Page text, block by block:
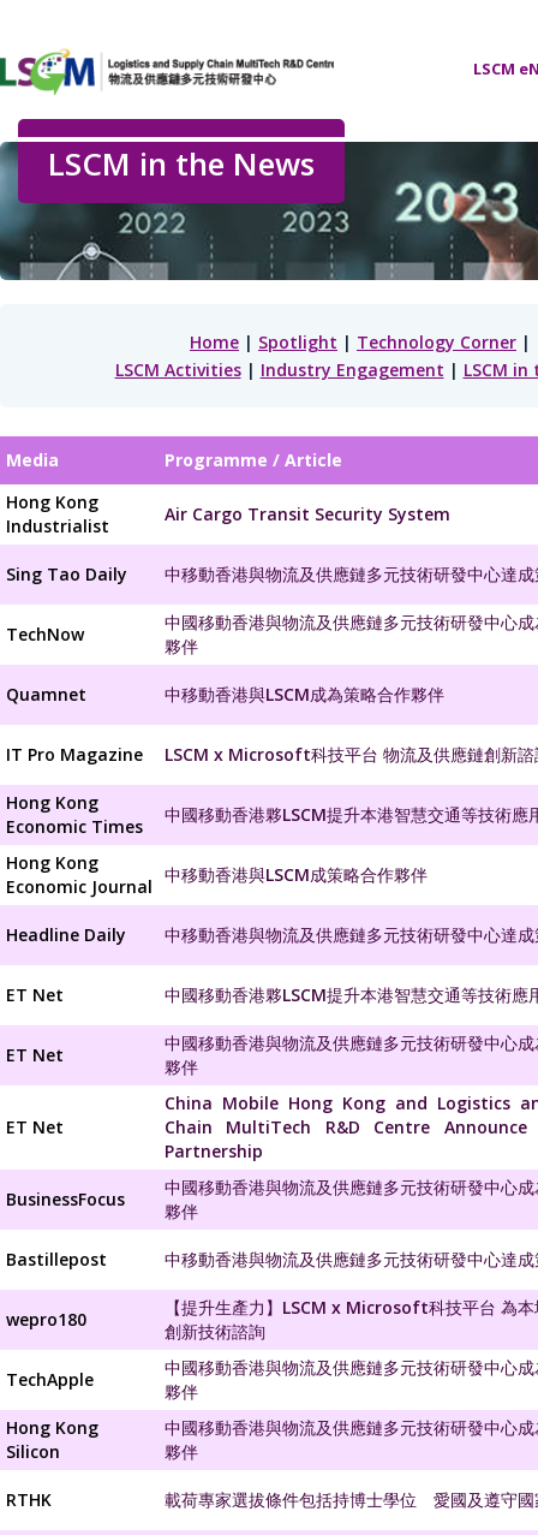
LSCM
LSCM in the News
Home | Spotlight | Technology Corner |
LSCM Activities| Industry Engagement | LSCM in
Media
Programme / Article
Hong Kong
Industrialist
Air Cargo Transit Security System
Sing Tao Daily 中移動香港與物流及供應鏈多元技術研發中心達
TechNow
中國移動香港與物流及供應鏈多元技術研發中心
夥伴
Quamnet 中移動香港與LSCM成為策略合作夥伴
IT Pro Magazine LSCM x Microsoft科技平台 物流及供應鏈創新諮
Hong Kong
Economic Times
中國移動香港夥LSCM提升本港智慧交通等技術應
Hong Kong
Economic Journal
中移動香港與LSCM成策略合作夥伴
Headline Daily 中移動香港與物流及供應鏈多元技術研發中心達
ET Net 中國移動香港夥LSCM提升本港智慧交通等技術應
ET Net
中國移動香港與物流及供應鏈多元技術研發中心
夥伴
ET Net
China Mobile Hong Kong and Logistics
Chain MultiTech R&D Centre Announce
Partnership
BusinessFocus
中國移動香港與物流及供應鏈多元技術研發中心
夥伴
Bastillepost 中移動香港與物流及供應鏈多元技術研發中心達
wepro180
【提升生產力】LSCM x Microsoft科技平台 為
創新技術諮詢
TechApple
中國移動香港與物流及供應鏈多元技術研發中心
夥伴
Hong Kong
Silicon
中國移動香港與物流及供應鏈多元技術研發中心
夥伴
RTHK 載荷專家選拔條件包括持博士學位 愛國及遵守國